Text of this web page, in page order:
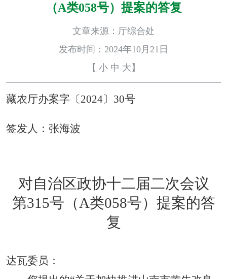
（A类058号）提案的答复
文章来源：厅综合处
发布时间：2024年10月21日
【 小 中 大 】
藏农厅办案字〔2024〕30号
签发人： 张海波
对自治区政协十二届二次会议
第315号（A类058号）提案的答
复
达瓦委员 ：